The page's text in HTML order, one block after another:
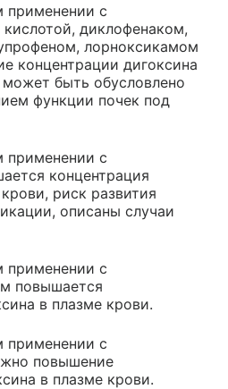
применении с
диклофенаком,
лорноксикамом
концентрации дигоксина
быть обусловлено
функции почек под
применении с
концентрация
риск развития
описаны случаи
применении с
повышается
в плазме крови.
применении с
повышение
в плазме крови.